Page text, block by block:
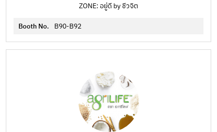
ZONE: อยู่ดี by ชีวจิต
Booth No. B90-B92